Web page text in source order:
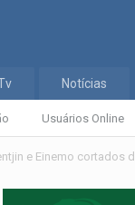
Usuários Online
Notícias
e Einemo cortados